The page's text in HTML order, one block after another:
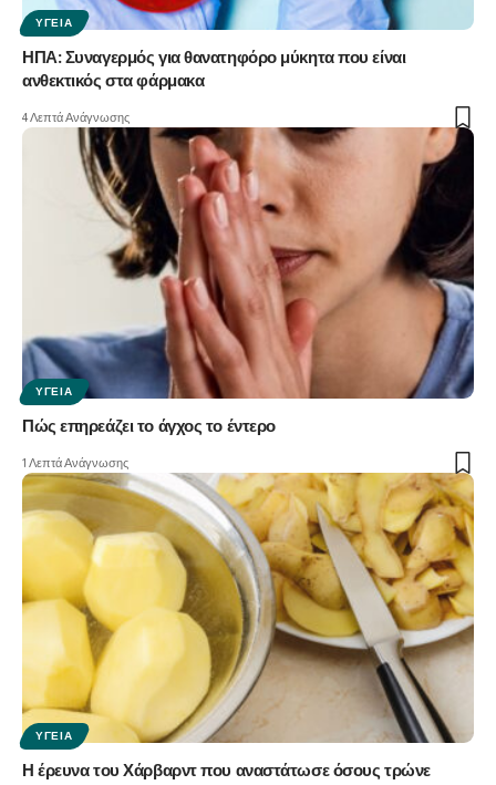
ΥΓΕΊΑ
ΗΠΑ: Συναγερμός για θανατηφόρο μύκητα που είναι
ανθεκτικός στα φάρμακα
4 Λεπτά Ανάγνωσης
ΥΓΕΊΑ
Πώς επηρεάζει το άγχος το έντερο
1 Λεπτά Ανάγνωσης
ΥΓΕΊΑ
Η έρευνα του Χάρβαρντ που αναστάτωσε όσους τρώνε